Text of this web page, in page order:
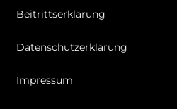
Beitrittserklärung
Datenschutzerklärung
Impressum